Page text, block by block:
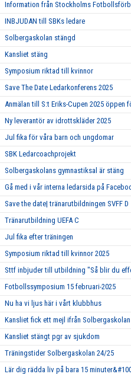
Information från Stockholms
INBJUDAN till SBKs ledare
Solbergaskolan stängd
Kansliet stäng
Symposium riktad till kvinnor
Save The Date Ledarkonferens 2025
Anmälan till S:t Eriks-Cupen 2025 öppen
Ny leverantör av idrottskläder 2025
Jul fika för våra barn och ungdomar
SBK Ledarcoachprojekt
Solbergaskolans gymnastiksal är stäng
Gå med i vår interna ledarsida på
Save the date| tränarutbildningen SVFF D
Tränarutbildning UEFA C
Jul fika efter träningen
Symposium riktad till kvinnor 2025
Sttf inbjuder till utbildning "Så blir du
Fotbollssymposium 15 februari-2025
Nu ha vi ljus här i vårt klubbhus
Kansliet fick ett mejl ifrån Solbergaskolan
Kansliet stängt pgr av sjukdom
Träningstider Solbergaskolan 24/25
Lär dig rädda liv på bara 15